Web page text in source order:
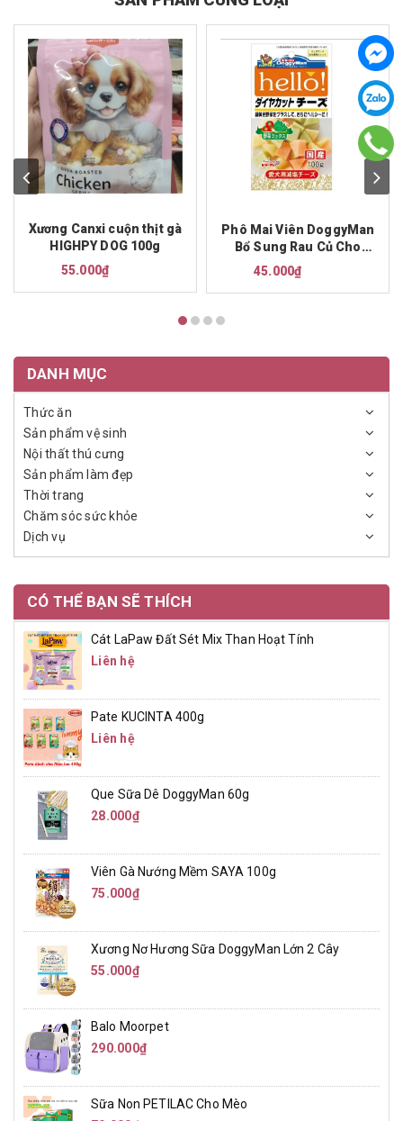
Xương Canxi cuộn thịt gà
HIGHPY DOG 100g
55.000₫
Phô Mai Viên DoggyMan
Bổ Sung Rau Củ Cho
Chó 100g
45.000₫
DANH MỤC
Thức ăn
Sản phẩm vệ sinh
Nội thất thú cưng
Sản phẩm làm đẹp
Thời trang
Chăm sóc sức khỏe
Dịch vụ
CÓ THỂ BẠN SẼ THÍCH
Cát LaPaw Đất Sét Mix Than Hoạt Tính
Liên hệ
Pate KUCINTA 400g
Liên hệ
Que Sữa Dê DoggyMan 60g
28.000₫
Viên Gà Nướng Mềm SAYA 100g
75.000₫
Xương Nơ Hương Sữa DoggyMan Lớn 2 Cây
55.000₫
Balo Moorpet
290.000₫
Sữa Non PETILAC Cho Mèo